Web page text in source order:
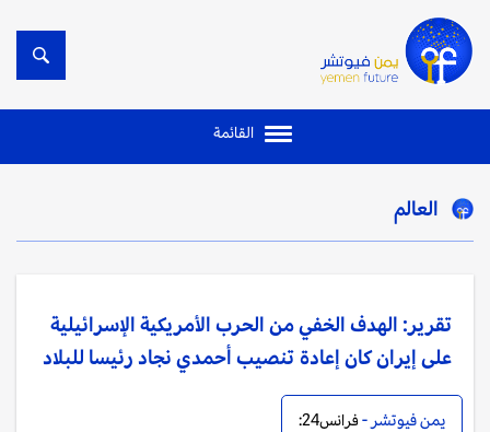
القائمة
العالم
تقرير: الهدف الخفي من الحرب الأمريكية الإسرائيلية
على إيران كان إعادة تنصيب أحمدي نجاد رئيسا للبلاد
يمن فيوتشر -فرانس24: